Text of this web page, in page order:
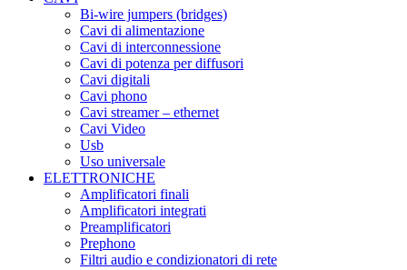
Bi-wire jumpers (bridges)
Cavi di alimentazione
Cavi di interconnessione
Cavi di potenza per diffusori
Cavi digitali
Cavi phono
Cavi streamer – ethernet
Cavi Video
Usb
Uso universale
ELETTRONICHE
Amplificatori finali
Amplificatori integrati
Preamplificatori
Prephono
Filtri audio e condizionatori di rete